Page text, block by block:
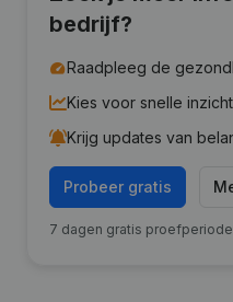
bedrijf?
Raadpleeg de
Kies voor snelle
Krijg updates van
Probeer gratis
7 dagen gratis